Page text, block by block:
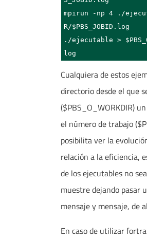
mpirun -np 4 ./
R/$PBS_JOBID.log
./ejecutable >
log
Cualquiera de estos
directorio desde el que
($PBS_O_WORKDIR)
el número de trabajo
posibilita ver la
relación a la eficiencia,
de los ejecutables no
muestre dejando pasar
mensaje y mensaje, de
En caso de utilizar